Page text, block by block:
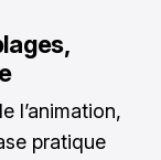
l’animation,
pratique